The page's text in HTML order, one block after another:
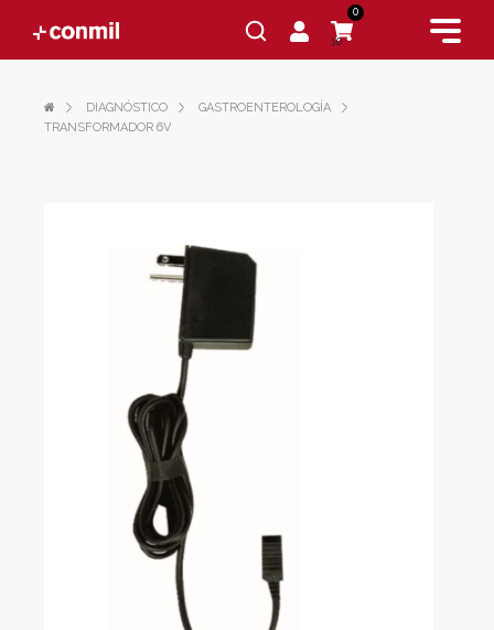
0
$0
DIAGNÓSTICO
GASTROENTEROLOGÍA
TRANSFORMADOR 6V